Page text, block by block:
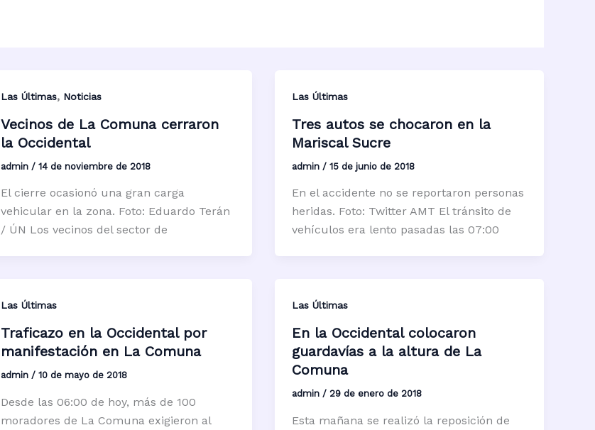
Las Últimas, Noticias
Vecinos de La Comuna cerraron
la Occidental
admin / 14 de noviembre de 2018
El cierre ocasionó una gran carga
vehicular en la zona. Foto: Eduardo Terán
/ ÚN Los vecinos del sector de
Las Últimas
Tres autos se chocaron en la
Mariscal Sucre
admin /15 de junio de 2018
En el accidente no se reportaron personas
heridas. Foto: Twitter AMT El tránsito de
vehículos era lento pasadas las 07:00
Las Últimas
Traficazo en la Occidental por
manifestación en La Comuna
admin / 10 de mayo de 2018
Desde las 06:00 de hoy, más de 100
moradores de La Comuna exigieron al
Las Últimas
En la Occidental colocaron
guardavías a la altura de La
Comuna
admin/29 de enero de 2018
Esta mañana se realizó la reposición de